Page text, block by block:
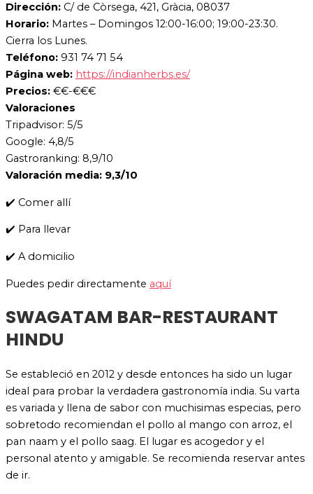
Dirección: C/ de Còrsega, 421, Gràcia, 08037
Horario: Martes – Domingos 12:00-16:00; 19:00-23:30.
Cierra los Lunes.
Teléfono: 931 74 71 54
Página web: https://indianherbs.es/
Precios: €€-€€€
Valoraciones
Tripadvisor: 5/5
Google: 4,8/5
Gastroranking: 8,9/10
Valoración media: 9,3/10
✔️ Comer allí
✔️ Para llevar
✔️ A domicilio
Puedes pedir directamente aquí
SWAGATAM BAR-RESTAURANT
HINDU
Se estableció en 2012 y desde entonces ha sido un lugar
ideal para probar la verdadera gastronomía india. Su varta
es variada y llena de sabor con muchisimas especias, pero
sobretodo recomiendan el pollo al mango con arroz, el
pan naam y el pollo saag. El lugar es acogedor y el
personal atento y amigable. Se recomienda reservar antes
de ir.